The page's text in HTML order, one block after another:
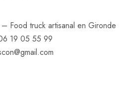
Food truck artisanal en Gironde
19 05 55 99